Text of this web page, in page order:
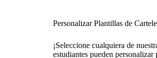
Personalizar Plantillas de
¡Seleccione cualquiera de
estudiantes pueden